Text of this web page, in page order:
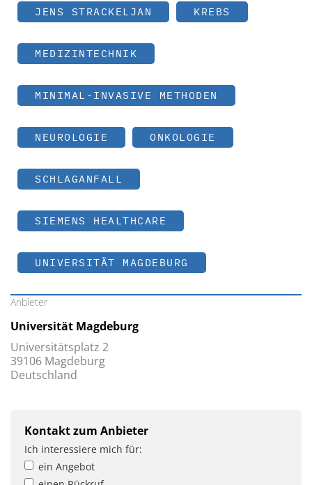
JENS STRACKELJAN KREBS
MEDIZINTECHNIK
MINIMAL-INVASIVE METHODEN
NEUROLOGIE ONKOLOGIE
SCHLAGANFALL
SIEMENS HEALTHCARE
UNIVERSITÄT MAGDEBURG
Anbieter
Universität Magdeburg
Universitätsplatz 2
39106 Magdeburg
Deutschland
Kontakt zum Anbieter
Ich interessiere mich für:
ein Angebot